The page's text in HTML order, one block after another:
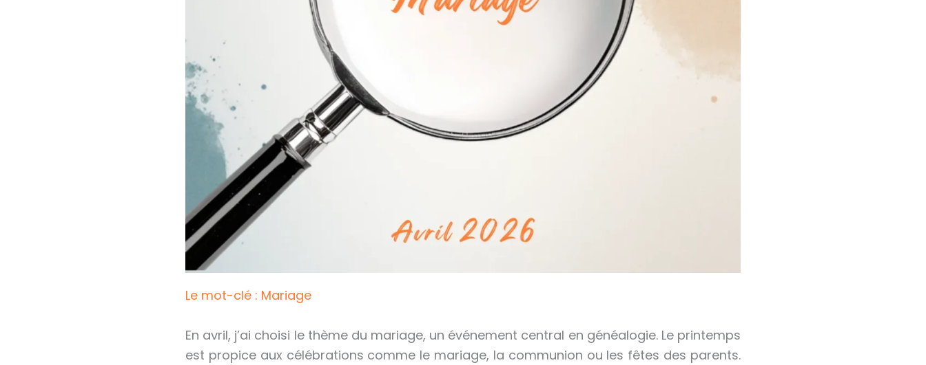
Le mot-clé : Mariage
En avril, j’ai choisi le thème du mariage, un événement central en généalogie. Le printemps
est propice aux célébrations comme le mariage, la communion ou les fêtes des parents.